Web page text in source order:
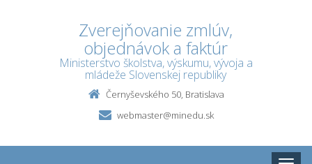
Zverejňovanie zmlúv,
objednávok a faktúr
Ministerstvo školstva, výskumu, vývoja a
mládeže Slovenskej republiky
Černyševského 50, Bratislava
webmaster@minedu.sk